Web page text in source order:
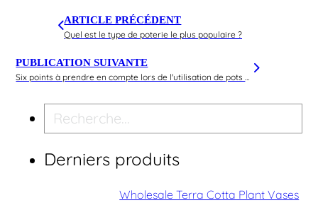
ARTICLE PRÉCÉDENT
Quel est le type de poterie le plus populaire ?
PUBLICATION SUIVANTE
Recherche
Derniers produits
Wholesale Terra Cotta Plant Vases